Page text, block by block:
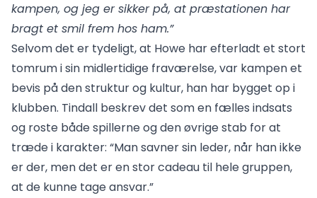
kampen, og jeg er sikker på, at præstationen har
bragt et smil frem hos ham.”
Selvom det er tydeligt, at Howe har efterladt et stort
tomrum i sin midlertidige fraværelse, var kampen et
bevis på den struktur og kultur, han har bygget op i
klubben. Tindall beskrev det som en fælles indsats
og roste både spillerne og den øvrige stab for at
træde i karakter: “Man savner sin leder, når han ikke
er der, men det er en stor cadeau til hele gruppen,
at de kunne tage ansvar.”